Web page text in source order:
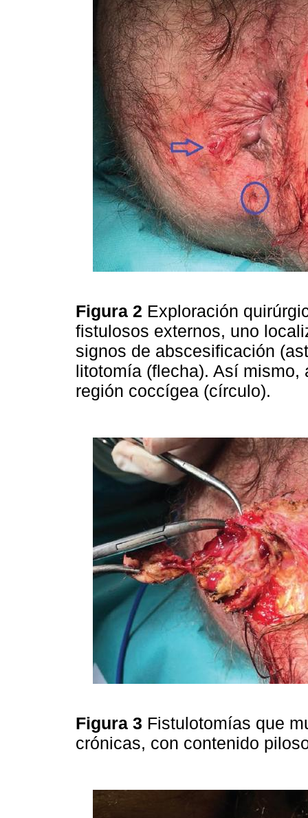
Figura 2 Exploración
fistulosos externos, uno
signos de abscesificación
litotomía (flecha). Así
región coccígea (círculo).
Figura 3 Fistulotomías que
crónicas, con contenido